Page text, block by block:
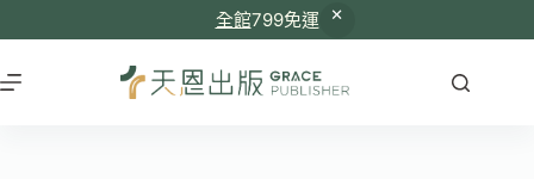
全館799免運